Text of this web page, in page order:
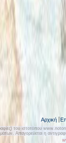
Αρχική
του ιστοτόπου
Απαγορεύεται η